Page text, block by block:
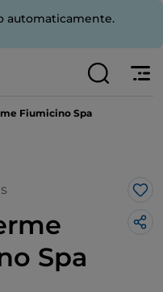
automaticamente.
Fiumicino Spa
Spa